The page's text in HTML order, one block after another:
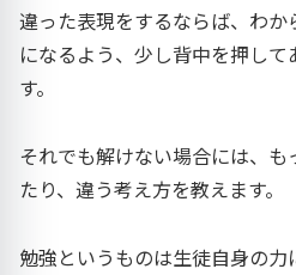
違った表現をするならば、わか
になるよう、少し背中を押し
す。
それでも解けない場合には、
たり、違う考え方を教えます。
勉強というものは生徒自身の